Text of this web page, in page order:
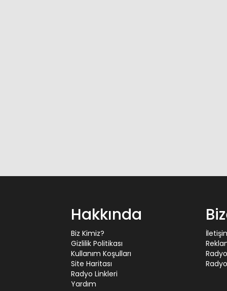
Hakkında
Biz Kimiz?
Gizlilik Politikası
Kullanım Koşulları
Site Haritası
Radyo Linkleri
Yardım